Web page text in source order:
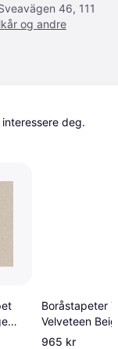
46, 111
og andre
Boråstapeter
Velveteen
965 kr